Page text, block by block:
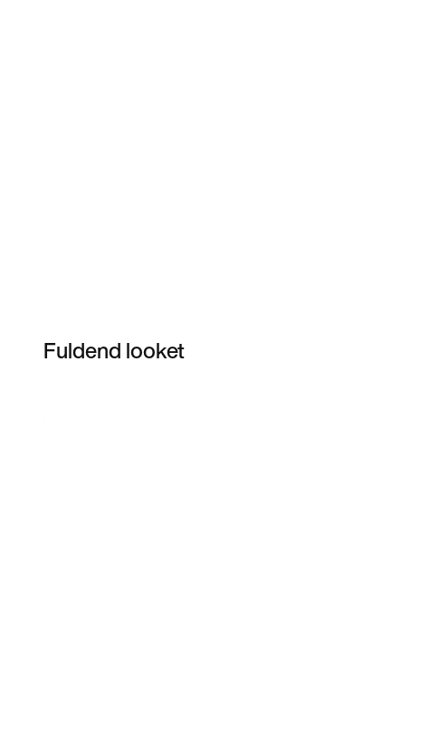
Fuldend looket